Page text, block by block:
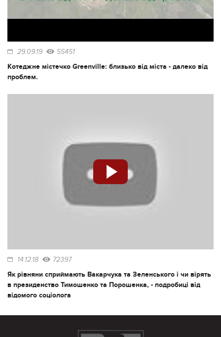
29.09.19 55451
Котеджне містечко Greenville: близько від міста - далеко від
проблем.
14.12.18 72397
Як рівняни сприймають Вакарчука та Зеленського і чи вірять
в президенство Тимошенко та Порошенка, - подробиці від
відомого соціолога